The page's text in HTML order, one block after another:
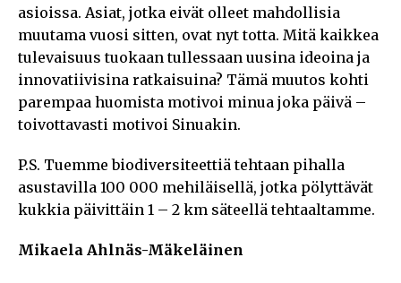
asioissa. Asiat, jotka eivät olleet mahdollisia
muutama vuosi sitten, ovat nyt totta. Mitä kaikkea
tulevaisuus tuokaan tullessaan uusina ideoina ja
innovatiivisina ratkaisuina? Tämä muutos kohti
parempaa huomista motivoi minua joka päivä –
toivottavasti motivoi Sinuakin.
P.S. Tuemme biodiversiteettiä tehtaan pihalla
asustavilla 100 000 mehiläisellä, jotka pölyttävät
kukkia päivittäin 1 – 2 km säteellä tehtaaltamme.
Mikaela Ahlnäs-Mäkeläinen